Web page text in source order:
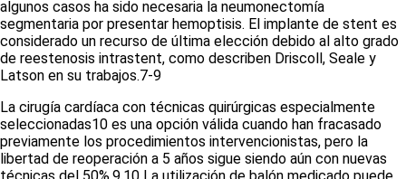
algunos casos ha sido necesaria la neumonectomía
segmentaria por presentar hemoptisis. El implante de stent es
considerado un recurso de última elección debido al alto grado
de reestenosis intrastent, como describen Driscoll, Seale y
Latson en su trabajos.7-9
La cirugía cardíaca con técnicas quirúrgicas especialmente
seleccionadas10 es una opción válida cuando han fracasado
previamente los procedimientos intervencionistas, pero la
libertad de reoperación a 5 años sigue siendo aún con nuevas